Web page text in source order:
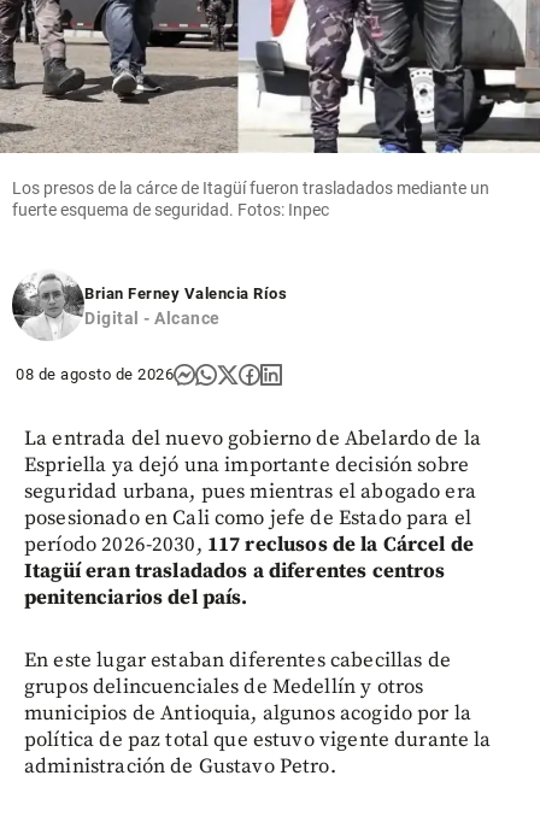
Los presos de la cárce de Itagüí fueron trasladados mediante un
fuerte esquema de seguridad. Fotos: Inpec
Brian Ferney Valencia Ríos
Digital - Alcance
08 de agosto de 2026
La entrada del nuevo gobierno de Abelardo de la
Espriella ya dejó una importante decisión sobre
seguridad urbana, pues mientras el abogado era
posesionado en Cali como jefe de Estado para el
período 2026-2030, 117 reclusos de la Cárcel de
Itagüí eran trasladados a diferentes centros
penitenciarios del país.
En este lugar estaban diferentes cabecillas de
grupos delincuenciales de Medellín y otros
municipios de Antioquia, algunos acogido por la
política de paz total que estuvo vigente durante la
administración de Gustavo Petro.